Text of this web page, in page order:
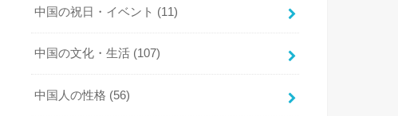
中国の祝日・イベント (11)
中国の文化・生活 (107)
中国人の性格 (56)